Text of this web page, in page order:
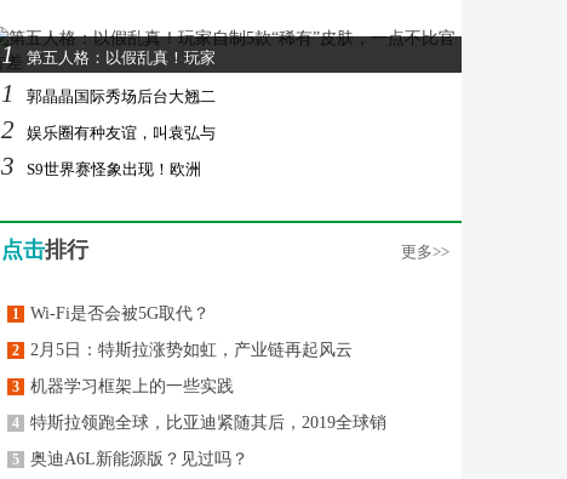
1 第五人格：以假乱真！玩家
1 郭晶晶国际秀场后台大翘二
2 娱乐圈有种友谊，叫袁弘与
3 S9世界赛怪象出现！欧洲
点击排行 更多>>
1 Wi-Fi是否会被5G取代？
2 2月5日：特斯拉涨势如虹，产业链再起风云
3 机器学习框架上的一些实践
4 特斯拉领跑全球，比亚迪紧随其后，2019全球销
5 奥迪A6L新能源版？见过吗？